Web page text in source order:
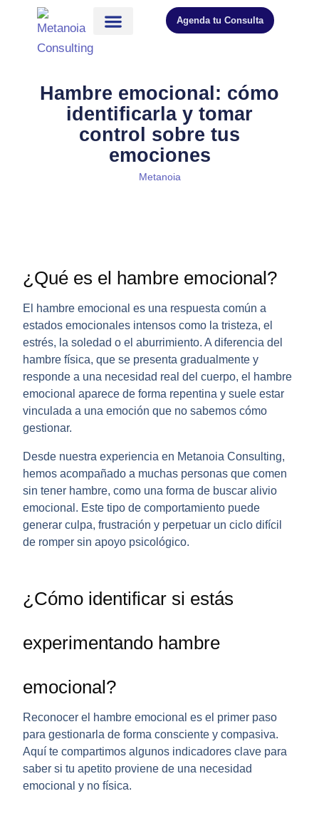
Agenda tu Consulta
Hambre emocional: cómo
identificarla y tomar
control sobre tus
emociones
Metanoia
¿Qué es el hambre emocional?
El hambre emocional es una respuesta común a
estados emocionales intensos como la tristeza, el
estrés, la soledad o el aburrimiento. A diferencia del
hambre física, que se presenta gradualmente y
responde a una necesidad real del cuerpo, el hambre
emocional aparece de forma repentina y suele estar
vinculada a una emoción que no sabemos cómo
gestionar.
Desde nuestra experiencia en Metanoia Consulting,
hemos acompañado a muchas personas que comen
sin tener hambre, como una forma de buscar alivio
emocional. Este tipo de comportamiento puede
generar culpa, frustración y perpetuar un ciclo difícil
de romper sin apoyo psicológico.
¿Cómo identificar si estás
experimentando hambre
emocional?
Reconocer el hambre emocional es el primer paso
para gestionarla de forma consciente y compasiva.
Aquí te compartimos algunos indicadores clave para
saber si tu apetito proviene de una necesidad
emocional y no física.